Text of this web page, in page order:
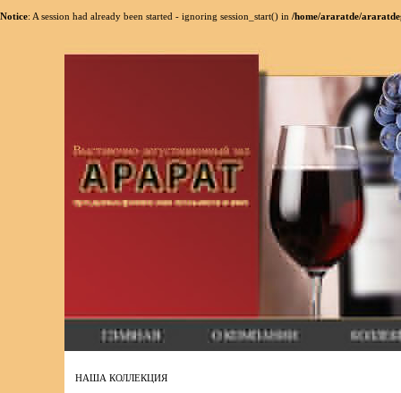
Notice: A session had already been started - ignoring session_start() in /home/araratde/
НАША КОЛЛЕКЦИЯ